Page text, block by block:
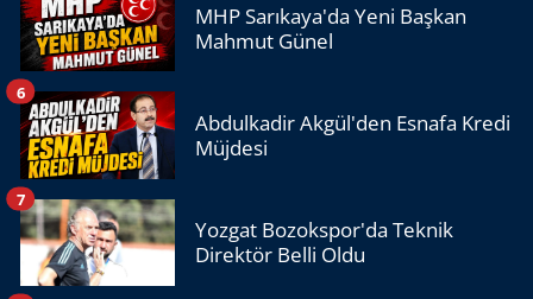
MHP Sarıkaya'da Yeni Başkan
Mahmut Günel
Abdulkadir Akgül'den Esnafa Kredi
Müjdesi
6
Yozgat Bozokspor'da Teknik
Direktör Belli Oldu
7